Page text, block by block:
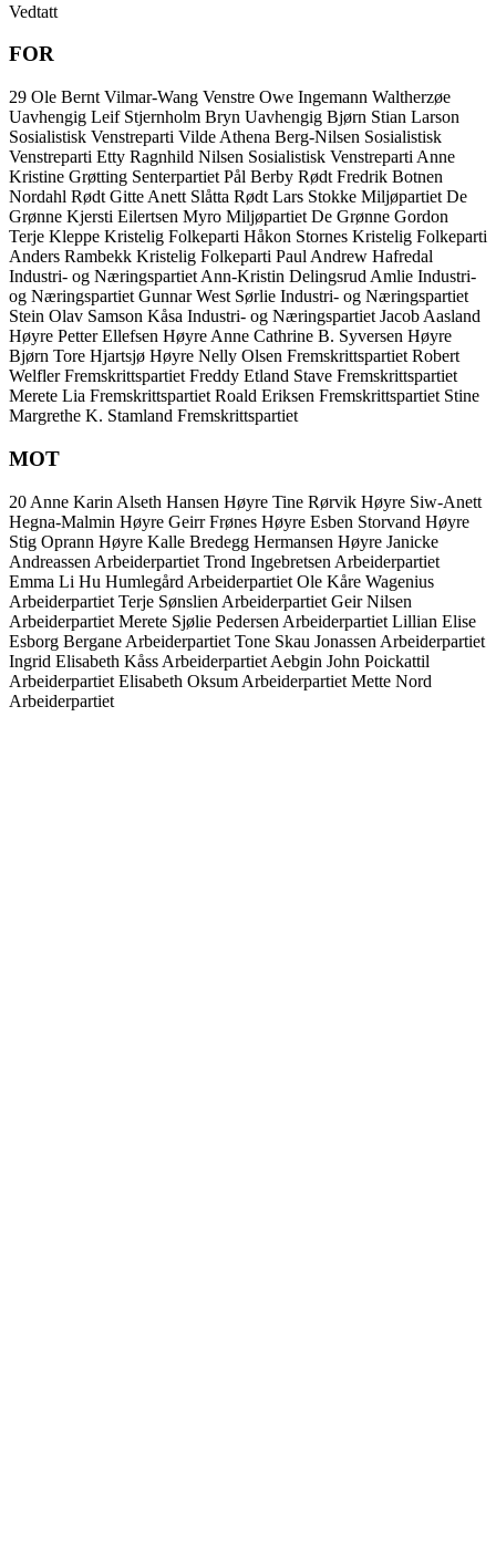
Vedtatt
FOR
29 Ole Bernt Vilmar-Wang Venstre Owe Ingemann Waltherzøe
Uavhengig Leif Stjernholm Bryn Uavhengig Bjørn Stian Larson
Sosialistisk Venstreparti Vilde Athena Berg-Nilsen Sosialistisk
Venstreparti Etty Ragnhild Nilsen Sosialistisk Venstreparti Anne
Kristine Grøtting Senterpartiet Pål Berby Rødt Fredrik Botnen
Nordahl Rødt Gitte Anett Slåtta Rødt Lars Stokke Miljøpartiet De
Grønne Kjersti Eilertsen Myro Miljøpartiet De Grønne Gordon
Terje Kleppe Kristelig Folkeparti Håkon Stornes Kristelig Folkeparti
Anders Rambekk Kristelig Folkeparti Paul Andrew Hafredal
Industri- og Næringspartiet Ann-Kristin Delingsrud Amlie Industri-
og Næringspartiet Gunnar West Sørlie Industri- og Næringspartiet
Stein Olav Samson Kåsa Industri- og Næringspartiet Jacob Aasland
Høyre Petter Ellefsen Høyre Anne Cathrine B. Syversen Høyre
Bjørn Tore Hjartsjø Høyre Nelly Olsen Fremskrittspartiet Robert
WelflerFremskrittspartiet Freddy Etland Stave Fremskrittspartiet
Merete Lia Fremskrittspartiet Roald Eriksen Fremskrittspartiet Stine
Margrethe K. Stamland Fremskrittspartiet
MOT
20 Anne Karin Alseth Hansen Høyre Tine Rørvik Høyre Siw-Anett
Hegna-Malmin Høyre Geirr Frønes Høyre Esben Storvand Høyre
Stig Oprann Høyre Kalle Bredegg Hermansen Høyre Janicke
Andreassen Arbeiderpartiet Trond Ingebretsen Arbeiderpartiet
Emma Li Hu Humlegård Arbeiderpartiet Ole Kåre Wagenius
Arbeiderpartiet Terje Sønslien Arbeiderpartiet Geir Nilsen
Arbeiderpartiet Merete Sjølie Pedersen Arbeiderpartiet Lillian Elise
Esborg Bergane Arbeiderpartiet Tone Skau Jonassen Arbeiderpartiet
Ingrid Elisabeth Kåss Arbeiderpartiet Aebgin John Poickattil
Arbeiderpartiet Elisabeth Oksum Arbeiderpartiet Mette Nord
Arbeiderpartiet